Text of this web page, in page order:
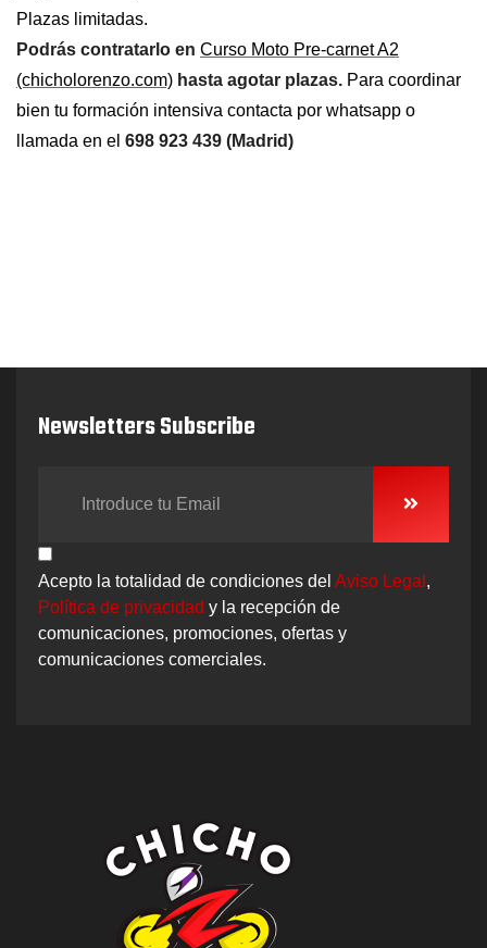
Plazas limitadas.
Podrás contratarlo en Curso Moto Pre-carnet A2
(chicholorenzo.com) hasta agotar plazas. Para coordinar
bien tu formación intensiva contacta por whatsapp o
llamada en el 698 923 439 (Madrid)
Newsletters Subscribe
Acepto la totalidad de condiciones del Aviso Legal ,
Política de privacidad y la recepción de
comunicaciones, promociones, ofertas y
comunicaciones comerciales.